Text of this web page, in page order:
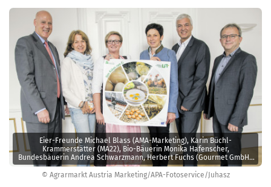
© Agrarmarkt Austria Marketing/APA-Fotoservice/Juhasz
Eier-Freunde Michael Blass (AMA-Marketing), Karin Büchl-
Krammerstätter (MA22), Bio-Bäuerin Monika Hafenscher,
Bundesbäuerin Andrea Schwarzmann, Herbert Fuchs (Gourmet GmbH),
Karl Dwulit (Vorsitzender des Landes-Elternverband Wien, v.l.).